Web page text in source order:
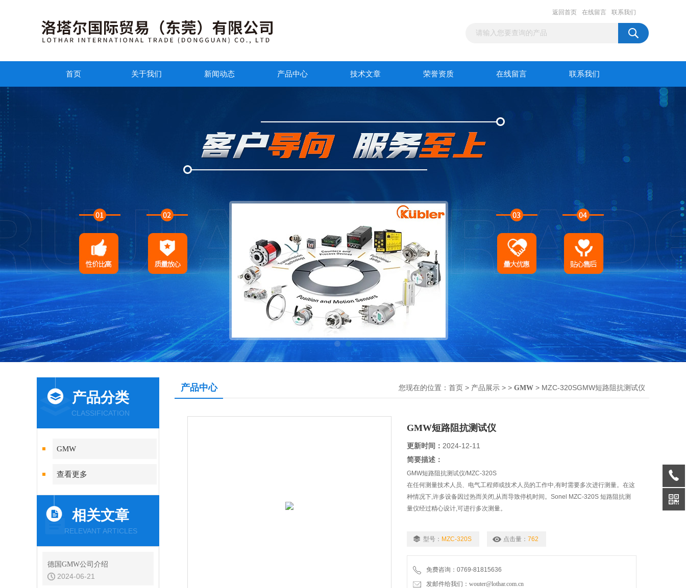
返回首页 在线留言 联系我们
首页 关于我们 新闻动态 产品中心 技术文章 荣誉资质 在线留言 联系我们
产品分类
CLASSIFICATION
GMW
查看更多
相关文章
RELEVANT ARTICLES
德国GMW公司介绍
2024-06-21
产品中心 您现在的位置： 首页 > 产品展示 > > GMW > MZC-320SGMW短路阻抗测试仪
GMW短路阻抗测试仪
更新时间： 2024-12-11
简要描述：
GMW短路阻抗测试仪/MZC-320S
在任何测量技术人员、电气工程师或技术人员的工作中,有时需要多次进行测量。在这
种情况下,许多设备因过热而关闭,从而导致停机时间。Sonel MZC-320S 短路阻抗测
量仪经过精心设计,可进行多次测量。
型号： MZC-320S 点击量： 762
免费咨询：0769-81815636
发邮件给我们：wouter@lothar.com.cn